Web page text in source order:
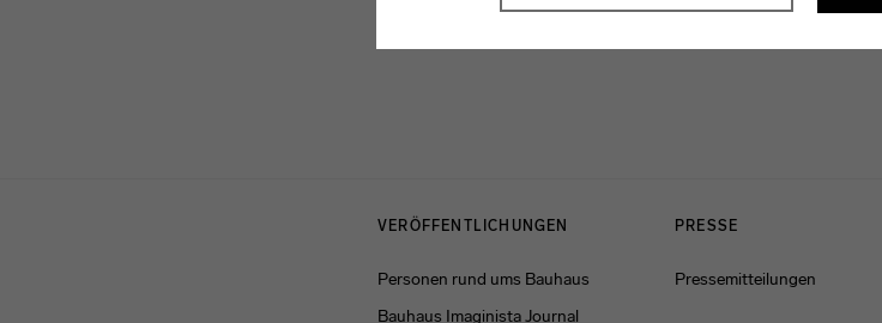
VERÖFFENTLICHUNGEN
Personen rund ums Bauhaus
Bauhaus Imaginista Journal
PRESSE
Pressemitteilungen